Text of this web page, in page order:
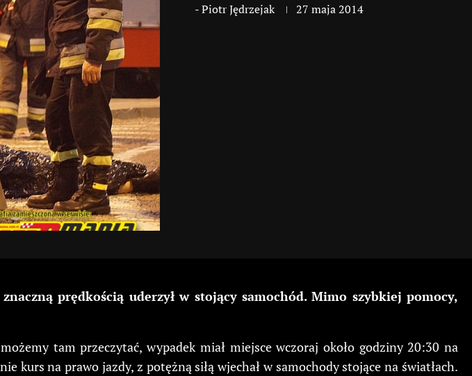
-Piotr Jędrzejak 27 maja 2014
prędkością uderzył w stojący samochód. Mimo szybkiej pomocy,
tam przeczytać, wypadek miał miejsce wczoraj około godziny 20:30 na
kurs na prawo jazdy, z potężną siłą wjechał w samochody stojące na światłach.